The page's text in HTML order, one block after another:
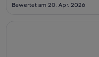
Bewertet am 20. Apr. 2026